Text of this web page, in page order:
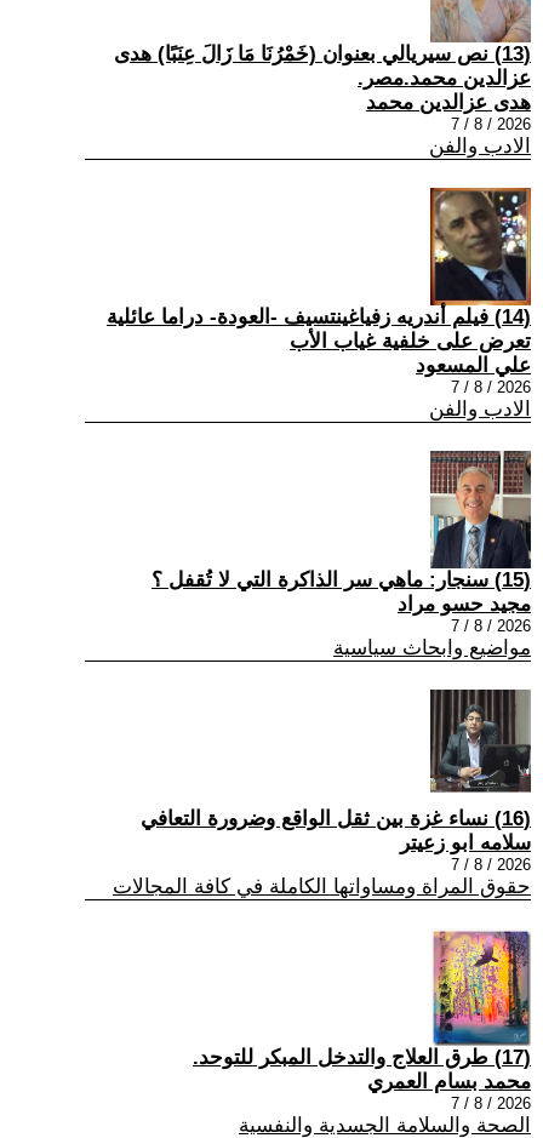
(13) نص سيريالي بعنوان (خَمْرُنَا مَا زَالَ عِنَبًا) هدى
عزالدين محمد.مصر.
هدى عزالدين محمد
2026 / 8 / 7
الادب والفن
(14) فيلم أندريه زفياغينتسيف -العودة- دراما عائلية
تعرض على خلفية غياب الأب
علي المسعود
2026 / 8 / 7
الادب والفن
(15) سنجار: ماهي سر الذاكرة التي لا تُقفل ؟
مجيد حسو مراد
2026 / 8 / 7
مواضيع وابحاث سياسية
(16) نساء غزة بين ثقل الواقع وضرورة التعافي
سلامه ابو زعيتر
2026 / 8 / 7
حقوق المراة ومساواتها الكاملة في كافة المجالات
(17) طرق العلاج والتدخل المبكر للتوحد.
محمد بسام العمري
2026 / 8 / 7
الصحة والسلامة الجسدية والنفسية